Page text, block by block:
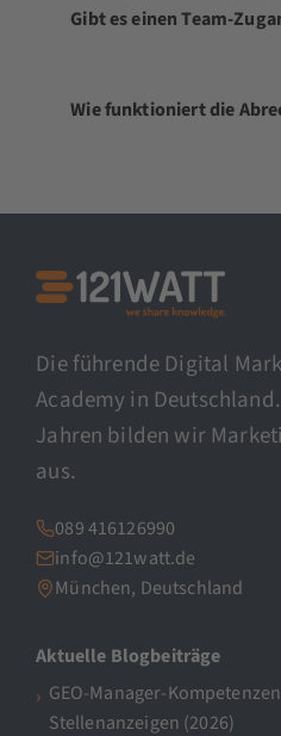
Gibt es einen Team-
Wie funktioniert die
Die führende Digital
Academy in
Jahren bilden wir
aus.
089 416126990
info@121watt.de
München, Deutschland
Aktuelle Blogbeiträge
GEO-Manager-
Stellenanzeigen (2026)